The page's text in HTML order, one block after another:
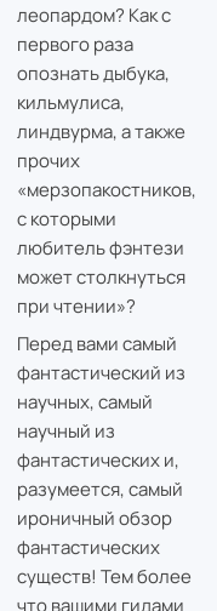
леопардом? Как с
первого раза
опознать дыбука,
кильмулиса,
линдвурма, а также
прочих
«мерзопакостников,
с которыми
любитель фэнтези
может столкнуться
при чтении»?
Перед вами самый
фантастический из
научных, самый
научный из
фантастических и,
разумеется, самый
ироничный обзор
фантастических
существ! Тем более
что вашими гидами